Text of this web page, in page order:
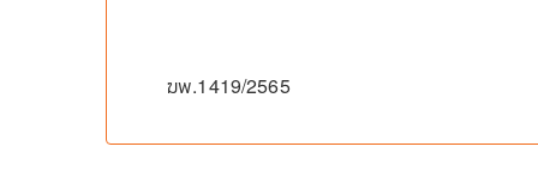
ฆพ.1419/2565